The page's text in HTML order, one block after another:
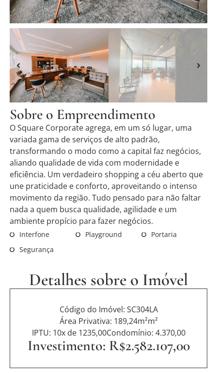
Sobre o Empreendimento
O Square Corporate agrega, em um só lugar, uma
variada gama de serviços de alto padrão,
transformando o modo como a capital faz negócios,
aliando qualidade de vida com modernidade e
eficiência. Um verdadeiro shopping a céu aberto que
une praticidade e conforto, aproveitando o intenso
movimento da região. Tudo pensado para não faltar
nada a quem busca qualidade, agilidade e um
ambiente propício para fazer negócios.
Interfone Playground
Portaria
Segurança
Detalhes sobre o Imóvel
Código do Imóvel: SC304LA
Área Privativa: 189,24m²m²
IPTU: 10x de 1235,00Condomínio: 4.370,00
Investimento: R$2.582.107,00